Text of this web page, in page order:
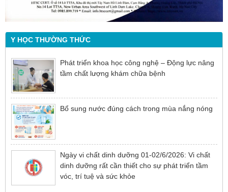
Y HỌC THƯỜNG THỨC
Phát triển khoa học công nghệ – Động lực nâng
tầm chất lượng khám chữa bệnh
Bổ sung nước đúng cách trong mùa nắng nóng
Ngày vi chất dinh dưỡng 01-02/6/2026: Vi chất
dinh dưỡng rất cần thiết cho sự phát triển tầm
vóc, trí tuệ và sức khỏe